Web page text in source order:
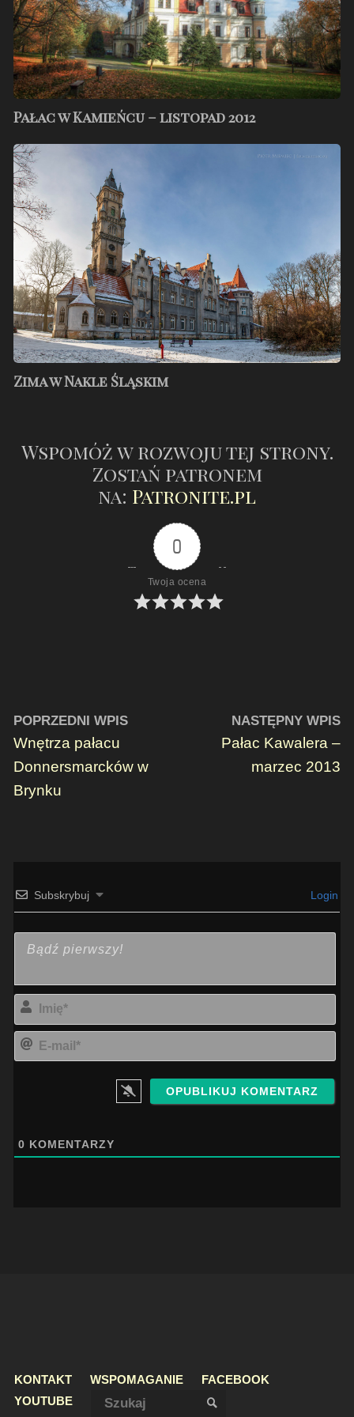
Pałac w Kamieńcu – listopad 2012
Zima
w
Nakle
Śląskim
Zima w Nakle Śląskim
Wspomóż w rozwoju tej strony.
Zostań patronem
na: Patronite.pl
0
Twoja ocena
POPRZEDNI WPIS
Wnętrza pałacu
Donnersmarcków w
Brynku
NASTĘPNY WPIS
Pałac Kawalera –
marzec 2013
Subskrybuj Login
E-
0 KOMENTARZY
KONTAKT WSPOMAGANIE
FACEBOOK
YOUTUBE
SZUKAJ